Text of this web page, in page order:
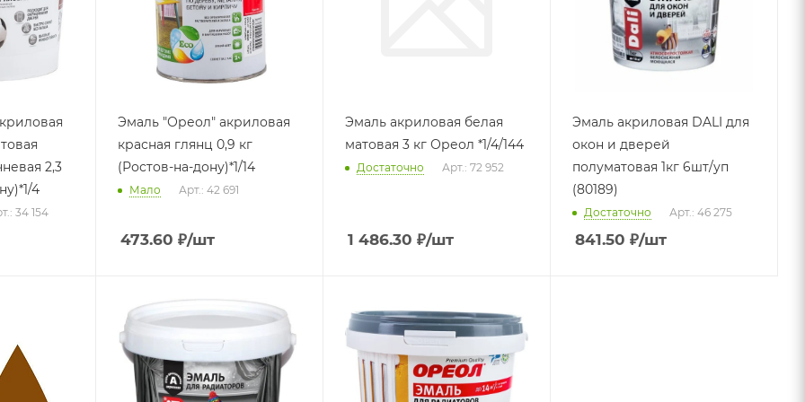
2,3
4
34 154
Эмаль "Ореол" акриловая
красная глянц 0,9 кг
(Ростов-на-дону)*1/14
Мало Арт.: 42 691
473.60 ₽/шт
Эмаль акриловая белая
матовая 3 кг Ореол *1/4/144
Достаточно Арт.: 72 952
1 486.30 ₽/шт
Эмаль акриловая DALI для
окон и дверей
полуматовая 1кг 6шт/уп
(80189)
Достаточно Арт.: 46 275
841.50 ₽/шт